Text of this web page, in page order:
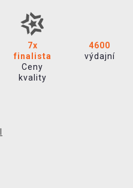
7x
finalista
Ceny
kvality
4600
výdajní